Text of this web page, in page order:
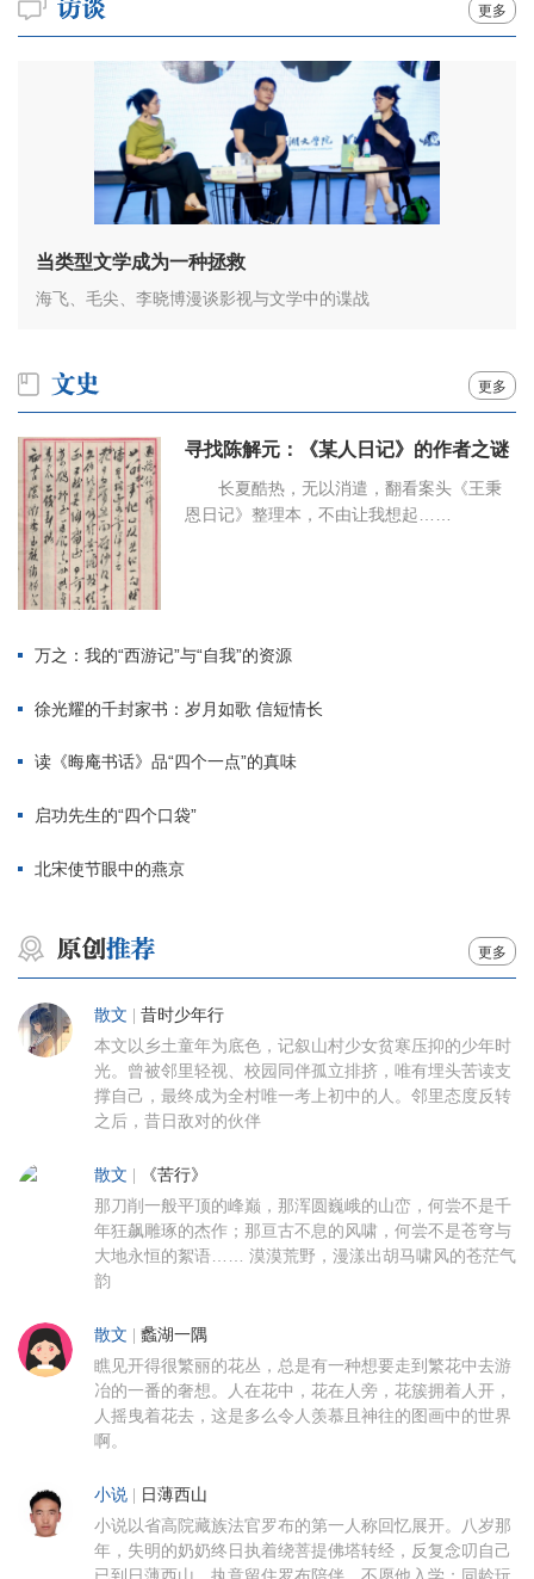
更多
当类型文学成为一种拯救
海飞、毛尖、李晓博漫谈影视与文学中的谍战
更多
寻找陈解元：《某人日记》的作者之谜
长夏酷热，无以消遣，翻看案头《王秉
恩日记》整理本，不由让我想起……
万之：我的“西游记”与“自我”的资源
徐光耀的千封家书：岁月如歌 信短情长
读《晦庵书话》品“四个一点”的真味
启功先生的“四个口袋”
北宋使节眼中的燕京
更多
散文 昔时少年行
本文以乡土童年为底色，记叙山村少女贫寒压抑的少年时
光。曾被邻里轻视、校园同伴孤立排挤，唯有埋头苦读支
撑自己，最终成为全村唯一考上初中的人。邻里态度反转
之后，昔日敌对的伙伴
散文 《苦行》
那刀削一般平顶的峰巅，那浑圆巍峨的山峦，何尝不是千
年狂飙雕琢的杰作；那亘古不息的风啸，何尝不是苍穹与
大地永恒的絮语…… 漠漠荒野，漫漾出胡马啸风的苍茫气
韵
散文 蠡湖一隅
瞧见开得很繁丽的花丛，总是有一种想要走到繁花中去游
冶的一番的奢想。人在花中，花在人旁，花簇拥着人开，
人摇曳着花去，这是多么令人羡慕且神往的图画中的世界
啊。
小说 日薄西山
小说以省高院藏族法官罗布的第一人称回忆展开。八岁那
年，失明的奶奶终日执着绕菩提佛塔转经，反复念叨自己